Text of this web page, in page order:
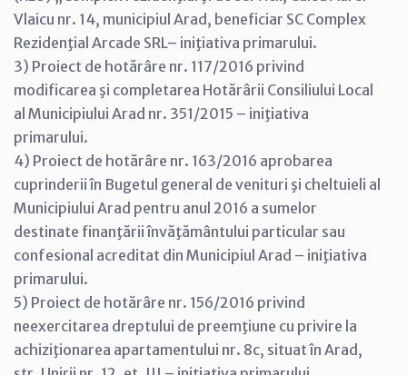
Vlaicu nr. 14, municipiul Arad, beneficiar SC Complex
Rezidenţial Arcade SRL– iniţiativa primarului.
3) Proiect de hotărâre nr. 117/2016 privind
modificarea şi completarea Hotărârii Consiliului Local
al Municipiului Arad nr. 351/2015 – iniţiativa
primarului.
4) Proiect de hotărâre nr. 163/2016 aprobarea
cuprinderii în Bugetul general de venituri şi cheltuieli al
Municipiului Arad pentru anul 2016 a sumelor
destinate finanţării învăţământului particular sau
confesional acreditat din Municipiul Arad – iniţiativa
primarului.
5) Proiect de hotărâre nr. 156/2016 privind
neexercitarea dreptului de preemţiune cu privire la
achiziţionarea apartamentului nr. 8c, situat în Arad,